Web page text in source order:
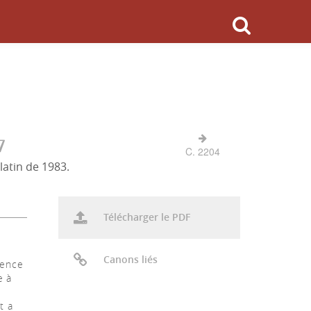
de 1983.
C. 2204
à
a
Télécharger le PDF
Canons liés